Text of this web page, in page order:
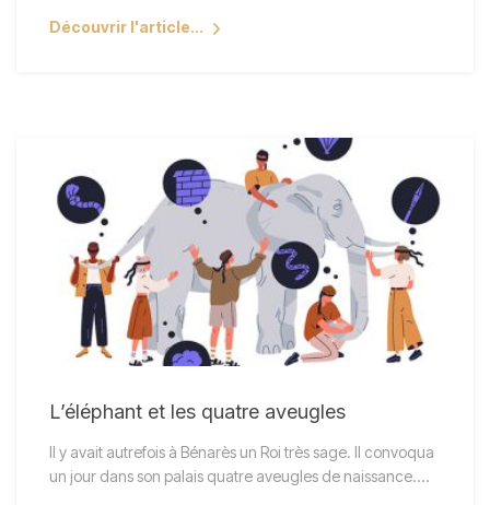
Découvrir l'article...
L’éléphant et les quatre aveugles
Il y avait autrefois à Bénarès un Roi très sage. Il convoqua
un jour dans son palais quatre aveugles de naissance.…